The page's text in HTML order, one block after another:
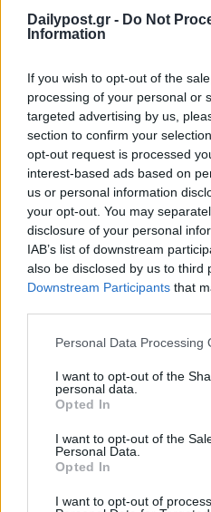
Dailypost.gr - Do Not
Information
If you wish to opt-out of the
processing of your personal or
targeted advertising by us,
section to confirm your
opt-out request is processed
interest-based ads based on
us or personal information
your opt-out. You may
disclosure of your personal
IAB’s list of downstream
also be disclosed by us to third
Downstream Participants that
Personal Data Processing
I want to opt-out of the
personal data.
Opted In
I want to opt-out of the
Personal Data.
Opted In
I want to opt-out of